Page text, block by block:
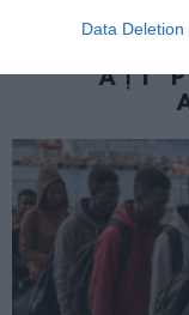
Data Deletion
AȚI